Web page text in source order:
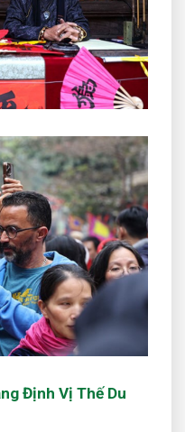
Định Vị Thế Du